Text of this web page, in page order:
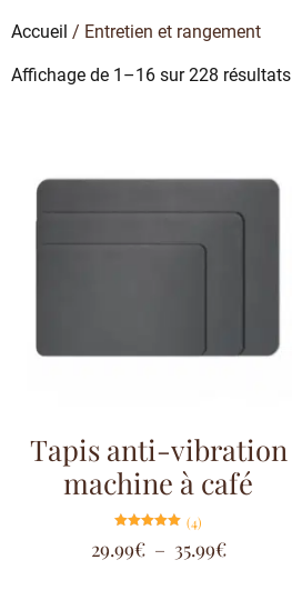
Accueil / Entretien et rangement
Affichage de 1–16 sur 228 résultats
Tapis anti-vibration
machine à café
5.00
sur 5
(4)
29.99€ – 35.99€